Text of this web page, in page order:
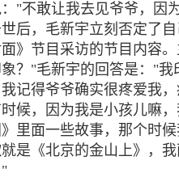
"不敢让我去见爷爷，因
后，毛新宇立刻否定了
》节目采访的节目内容
？"毛新宇的回答是："
记得爷爷确实很疼爱我
候，因为我是小孩儿嘛
里面一些故事，那个时
是《北京的金山上》，